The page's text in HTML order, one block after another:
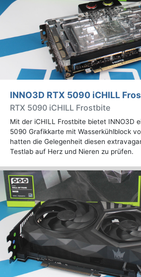
INNO3D RTX 5090 iCHILL
RTX 5090 iCHILL Frostbite
Mit der iCHILL Frostbite bietet INNO3D
5090 Grafikkarte mit Wasserkühlblock
hatten die Gelegenheit diesen
Testlab auf Herz und Nieren zu prüfen.